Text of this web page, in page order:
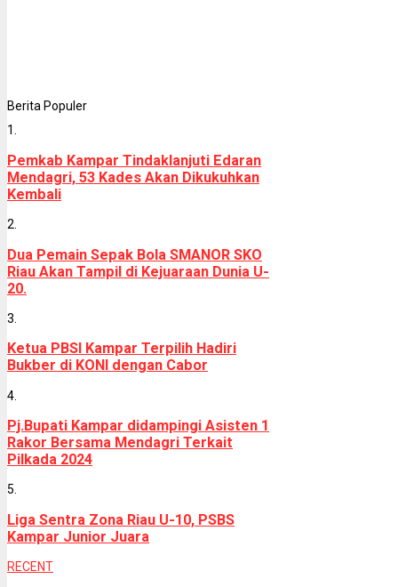
Berita Populer
1.
Pemkab Kampar Tindaklanjuti Edaran
Mendagri, 53 Kades Akan Dikukuhkan
Kembali
2.
Dua Pemain Sepak Bola SMANOR SKO
Riau Akan Tampil di Kejuaraan Dunia U-
20.
3.
Ketua PBSI Kampar Terpilih Hadiri
Bukber di KONI dengan Cabor
4.
Pj.Bupati Kampar didampingi Asisten 1
Rakor Bersama Mendagri Terkait
Pilkada 2024
5.
Liga Sentra Zona Riau U-10, PSBS
Kampar Junior Juara
RECENT